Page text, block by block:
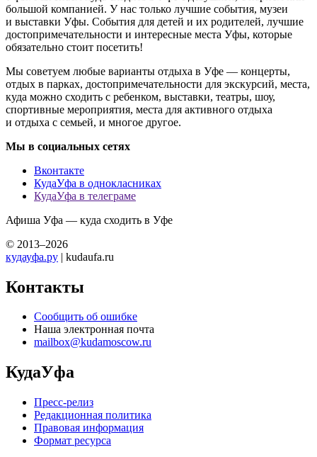
большой компанией. У нас только лучшие события, музеи
и выставки Уфы. События для детей и их родителей, лучшие
достопримечательности и интересные места Уфы, которые
обязательно стоит посетить!
Мы советуем любые варианты отдыха в Уфе — концерты,
отдых в парках, достопримечательности для экскурсий, места,
куда можно сходить с ребенком, выставки, театры, шоу,
спортивные мероприятия, места для активного отдыха
и отдыха с семьей, и многое другое.
Мы в социальных сетях
Вконтакте
КудаУфа в однокласниках
КудаУфа в телеграме
Афиша Уфа — куда сходить в Уфе
© 2013–2026
кудауфа.ру | kudaufa.ru
Контакты
Сообщить об ошибке
Наша электронная почта
mailbox@kudamoscow.ru
КудаУфа
Пресс-релиз
Редакционная политика
Правовая информация
Формат ресурса